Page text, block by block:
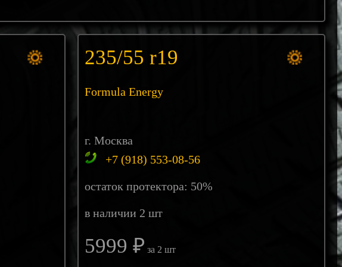
235/55 r19
Formula Energy
г. Москва
+7 (918) 553-08-56
остаток протектора: 50%
в наличии 2 шт
5999 ₽ за 2 шт